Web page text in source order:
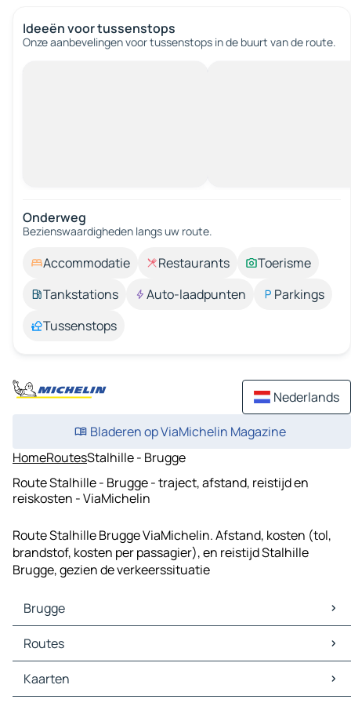
Ideeën voor tussenstops
Onze aanbevelingen voor tussenstops in de buurt van de route.
Onderweg
Bezienswaardigheden langs uw route.
Accommodatie Restaurants
Toerisme
Tankstations
Auto-laadpunten
Parkings
Tussenstops
Nederlands
Bladeren op ViaMichelin Magazine
HomeRoutesStalhille - Brugge
Route Stalhille - Brugge - traject, afstand, reistijd en
reiskosten - ViaMichelin
Route Stalhille Brugge ViaMichelin. Afstand, kosten (tol,
brandstof, kosten per passagier), en reistijd Stalhille
Brugge, gezien de verkeerssituatie
Brugge
Brugge Kaarten
Brugge Verkeer
Brugge Hotels
Brugge Restaurants
Routes
Routes Brugge - Gent
Routes Brugge - Oostende
Kaarten